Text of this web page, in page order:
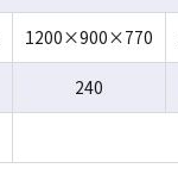
1200×900×770
240